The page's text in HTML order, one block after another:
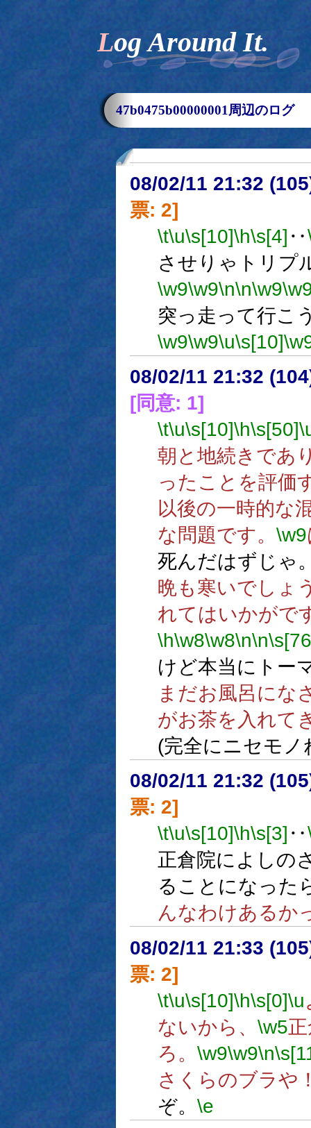
Log Around It.
47b0475b00000001周辺のログ
08/02/11 21:32
票: 2]
\t\u\s[10]\h\s[4] ‥
させりゃトリプ
\w9\w9\n\n\w9
突っ走って行こ
\w9\w9\u\s[10]
08/02/11 21:32
[同意: 1]
\t\u\s[10]\h\s[50]
朝と地続きであ
ったことを評価
以後の一時的な
な問題です。 \w9
死んだはずじゃ
晩も寒いでしょ
れてはいかがで
\h\w8\w8\n\n
けど本当にトー
まだお風呂にな
がお茶を入れて
(完全にニセモノ
08/02/11 21:32
票: 2]
\t\u\s[10]\h\s[3] ‥
正倉院によしの
ることになった
んなわけあるか
08/02/11 21:33
票: 2]
\t\u\s[10]\h\s[0]\u
ないから、 \w5
ろ。 \w9\w9\n
さくらのブラや
ぞ。 \e